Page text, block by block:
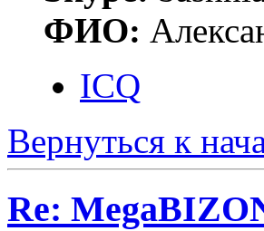
ФИО:
ICQ
Вернуться к
Re: